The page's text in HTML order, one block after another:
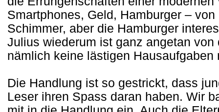
Smartphones, Geld, Hamburger –
Schimmer, aber die Hamburger
Julius wiederum ist ganz angetan
nämlich keine lästigen
Die Handlung ist so gestrickt, dass
Leser ihren Spass daran haben. Wir